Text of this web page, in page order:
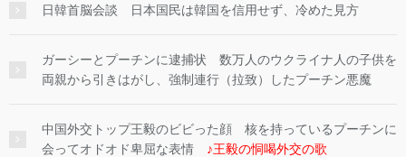
日韓首脳会談 日本国民は韓国を信用せず、冷めた見方
ガーシーとプーチンに逮捕状 数万人のウクライナ人の子供を
両親から引きはがし、強制連行（拉致）したプーチン悪魔
中国外交トップ王毅のビビった顔 核を持っているプーチンに
会ってオドオド卑屈な表情 ♪王毅の恫喝外交の歌